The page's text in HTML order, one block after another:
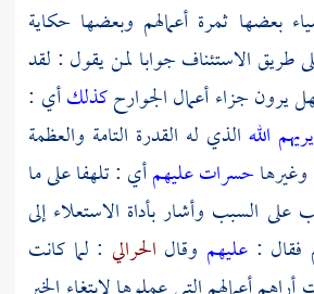
بعضها ثمرة أعمالهم وبعضها حكاية
طريق الاستئناف جوابا لمن يقول : لقد
يرون جزاء أعمال الجوارحكذلكأي :
يريهم الله الذي له القدرة التامة والعظمة
وغيرهاحسرات عليهمأي : تلهفا على ما
السبب وأشار بأداة الاستعلاء إلى
فقال : عليهم وقال الحرالي : لما كانت